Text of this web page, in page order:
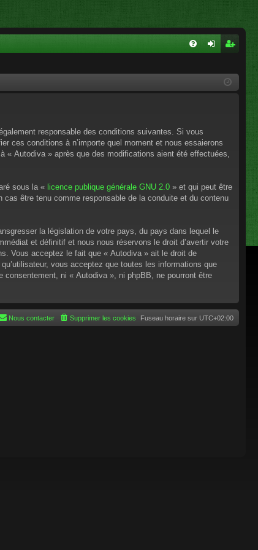
cri
responsable des conditions suivantes. Si vous
ces conditions à n’importe quel moment et nous essaierons
Autodiva » après que des modifications aient été effectuées,
sous la « licence publique générale GNU 2.0 » et qui peut être
être tenu comme responsable de la conduite et du contenu
la législation de votre pays, du pays dans lequel le
et définitif et nous nous réservons le droit d’avertir votre
Vous acceptez le fait que « Autodiva » ait le droit de
vous acceptez que toutes les informations que
ni « Autodiva », ni phpBB, ne pourront être
Fuseau horaire sur UTC+02:00
Supprimer les cookies
Nous contacter